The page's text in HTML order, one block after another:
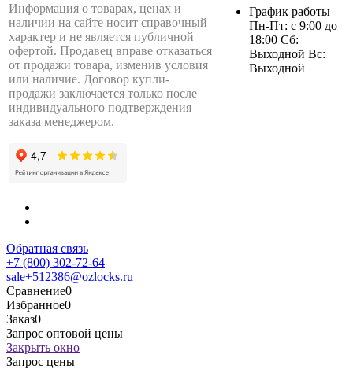
Информация о товарах, ценах и
наличии на сайте носит справочный
характер и не является публичной
офертой. Продавец вправе отказаться
от продажи товара, изменив условия
или наличие. Договор купли-
продажи заключается только после
индивидуального подтверждения
заказа менеджером.
График работы
Пн-Пт: с 9:00 до
18:00 Сб:
Выходной Вс:
Выходной
Обратная связь
+7 (800) 302-72-64
sale+512386@ozlocks.ru
Сравнение0
Избранное0
Заказ0
Запрос оптовой цены
Закрыть окно
Запрос цены